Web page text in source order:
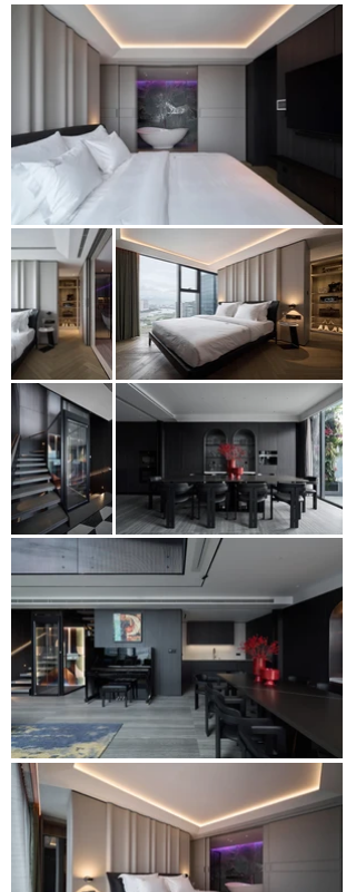
nền cho những chi tiết độc bản – từ chiếc đèn
chùm như một tác phẩm điêu khắc cho đến
phòng rượu như một bức tranh sống động.
Các nhà thiết kế đã có sự kết hợp giữa các sắc
thái đậm nhạt luân phiên của tông đen huyền bí,
cùng sự khác biệt giữa các bề mặt vật liệu như
gỗ, sơn kim loại,… tăng thêm tính linh hoạt cho
không gian.
Dựa trên thói quen hàng ngày của chủ nhà,
chúng tôi đã sắp xếp, bố trí nội thất theo trình tự
để tối đa hóa tầm nhìn và chất lượng ánh sáng.
Căn hộ độc đáo này được chia thành hai không
gian sống riêng biệt: một không gian sinh hoạt
chung được trang bị đầy đủ tiện nghi để giao lưu,
trò chuyện và một không gian với thiết kế đảm
bảo sự riêng tư cho chủ nhân ngôi nhà.
Ngay khi bước vào cửa chính sẽ thấy ngay hệ tủ
trưng bày bảo quản rượu vang bằng kính siêu
trong ngăn cách lối vào sảnh và phòng làm việc.
Là một vị khách yêu âm nhạc, lấy ý tưởng từ các
phím đàn rơi theo nhịp điệu cho hệ vách thông
tầng, đó là sự kết hợp giữa các khối được bo cong
nhẹ nhàng phủ lên lớp sơn kim loại mạnh mẽ
tạo nên điểm nhấn đặc biệt cho không gian. Mỗi
góc nhà đều mang tính thẩm mỹ cao, toát lên sự
sang trọng.
Trong khi không gian sinh hoạt sử dụng màu tối
mạnh mẽ là chủ đạo thì phòng ngủ sẽ mang bầu
không khí ấm áp hơn. Vách bọc da kết hợp với
cửa lùa phòng tắm được xử lí khéo léo tạo nên
nét đẹp sang trọng, mềm mại. Bồn tắm được đặt
vị trí hợp lí có thể nằm thư giãn, ngắm nhìn
thành phố xuyên qua hệ vách kính phòng ngủ
mà vẫn giữ được sự riêng tư.
Ở tầng trên, căn hộ penthouse mở ra một khu
vườn sân thượng rộng lớn. Biến tấu không gian
sân vườn đơn điệu trở thành một “private
lounge” mang đậm tính giải trí và một phòng
cigar lounge với bộ ghế sofa phá cách đến từ De
Bejarry.
Đây là không gian mà mỗi góc đều được định
hình bởi tư duy tự do và phá cách. Một nơi
không chỉ để sống, mà còn để ngắm nhìn, chiêm
nghiệm và khẳng định bản sắc. Bởi với những